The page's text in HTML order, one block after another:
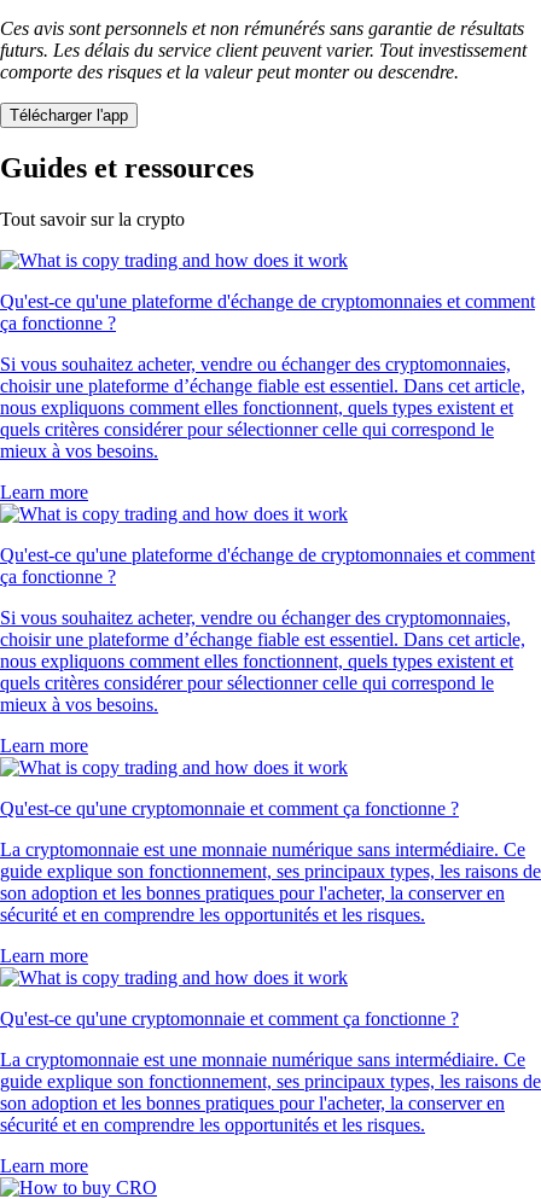
Ces avis sont personnels et non rémunérés sans garantie de résultats
futurs. Les délais du service client peuvent varier. Tout investissement
comporte des risques et la valeur peut monter ou descendre.
Télécharger l'app
Guides et ressources
Tout savoir sur la crypto
Qu'est-ce qu'une plateforme d'échange de cryptomonnaies et comment
ça fonctionne ?
Si vous souhaitez acheter, vendre ou échanger des cryptomonnaies,
choisir une plateforme d’échange fiable est essentiel. Dans cet article,
nous expliquons comment elles fonctionnent, quels types existent et
quels critères considérer pour sélectionner celle qui correspond le
mieux à vos besoins.
Learn more
Qu'est-ce qu'une plateforme d'échange de cryptomonnaies et comment
ça fonctionne ?
Si vous souhaitez acheter, vendre ou échanger des cryptomonnaies,
choisir une plateforme d’échange fiable est essentiel. Dans cet article,
nous expliquons comment elles fonctionnent, quels types existent et
quels critères considérer pour sélectionner celle qui correspond le
mieux à vos besoins.
Learn more
Qu'est-ce qu'une cryptomonnaie et comment ça fonctionne ?
La cryptomonnaie est une monnaie numérique sans intermédiaire. Ce
guide explique son fonctionnement, ses principaux types, les raisons de
son adoption et les bonnes pratiques pour l'acheter, la conserver en
sécurité et en comprendre les opportunités et les risques.
Learn more
Qu'est-ce qu'une cryptomonnaie et comment ça fonctionne ?
La cryptomonnaie est une monnaie numérique sans intermédiaire. Ce
guide explique son fonctionnement, ses principaux types, les raisons de
son adoption et les bonnes pratiques pour l'acheter, la conserver en
sécurité et en comprendre les opportunités et les risques.
Learn more